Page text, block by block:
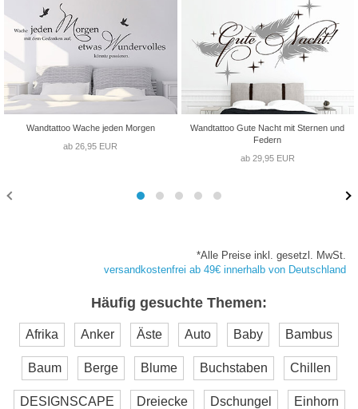
Wandtattoo Wache jeden Morgen
ab 26,95 EUR
Wandtattoo Gute Nacht mit Sternen und
Federn
ab 29,95 EUR
*Alle Preise inkl. gesetzl. MwSt.
versandkostenfrei ab 49€ innerhalb von Deutschland
Häufig gesuchte Themen:
Afrika Anker Äste Auto Baby Bambus
Baum Berge Blume Buchstaben Chillen
DESIGNSCAPE Dreiecke Dschungel Einhorn